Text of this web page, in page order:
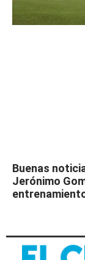
Buenas
Jerónimo